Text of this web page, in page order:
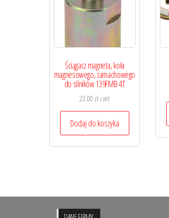
Ściągacz magneta, koła
magnesowego, zamachowego
do silników 139FMB 4T
23,00 zł z VAT
Dodaj do koszyka